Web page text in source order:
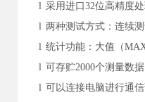
l 采用进口32位高精度
l 两种测试方式：连续
l 统计功能：大值（
l 可存贮2000个测量数
l 可以连接电脑进行通